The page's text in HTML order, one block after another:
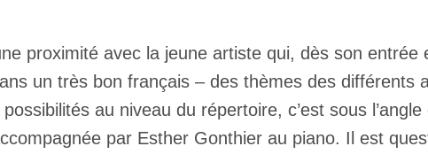
proximité avec la jeune artiste qui, dès son entrée
un très bon français – des thèmes des différents
au niveau du répertoire, c’est sous
par Esther Gonthier au piano. Il est